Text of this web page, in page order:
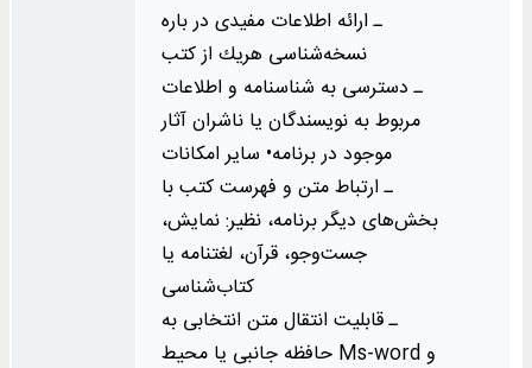
ـ ارائه اطلاعات مفیدی در باره
نسخه‌شناسی هریك از كتب
ـ دسترسی به شناسنامه و اطلاعات
مربوط به نویسندگان یا ناشران آثار
ـ ارتباط متن و فهرست كتب با
بخش‌های دیگر برنامه، نظیر: نمایش،
جست‌وجو، قرآن، لغتنامه یا
کتاب‌شناسی
ـ قابلیت انتقال متن انتخابی به
حافظه جانبی یا محیط Ms-word و